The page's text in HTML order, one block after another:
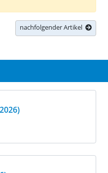
nachfolgender Artikel